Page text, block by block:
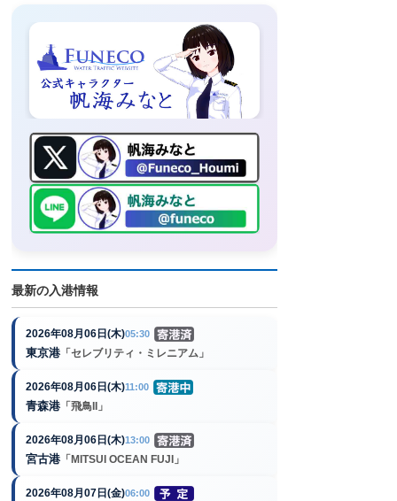
最新の入港情報
2026年08月06日(木)05:30
東京港 「セレブリティ・ミレニアム」
2026年08月06日(木)11:00
青森港 「飛鳥II」
2026年08月06日(木)13:00
宮古港 「MITSUI OCEAN FUJI」
2026年08月07日(金)06:00